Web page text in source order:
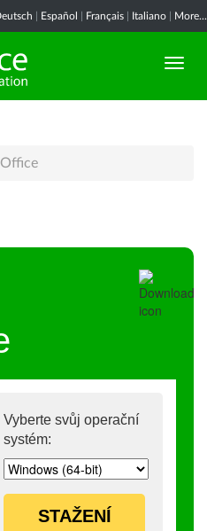
Español Français Italiano More...
Vyberte svůj operační
systém:
STAŽENÍ